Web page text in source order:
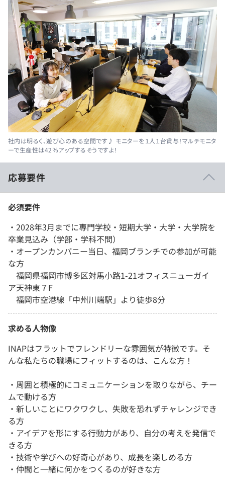
社内は明るく、遊び心のある空間です♪ モニターを１人１台貸与！マルチモニタ
ーで生産性は42％アップするそうですよ！
応募要件
必須要件
・2028年3月までに専門学校・短期大学・大学・大学院を
卒業見込み（学部・学科不問）
・オープンカンパニー当日、福岡ブランチでの参加が可能
な方
福岡県福岡市博多区対馬小路1-21オフィスニューガイ
ア天神東７F
福岡市空港線「中州川端駅」より徒歩8分
求める人物像
INAPはフラットでフレンドリーな雰囲気が特徴です。そ
んな私たちの職場にフィットするのは、こんな方！
・周囲と積極的にコミュニケーションを取りながら、チー
ムで動ける方
・新しいことにワクワクし、失敗を恐れずチャレンジでき
る方
・アイデアを形にする行動力があり、自分の考えを発信で
きる方
・技術や学びへの好奇心があり、成長を楽しめる方
・仲間と一緒に何かをつくるのが好きな方